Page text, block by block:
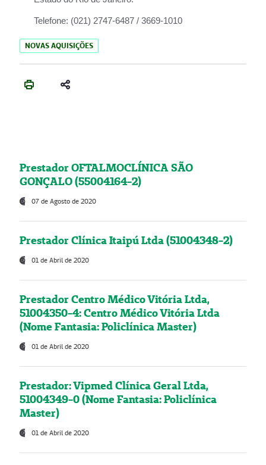
Telefone: (021) 2747-6487 / 3669-1010
NOVAS AQUISIÇÕES
Prestador OFTALMOCLÍNICA SÃO
GONÇALO (55004164-2)
07 de Agosto de 2020
Prestador Clínica Itaipú Ltda (51004348-2)
01 de Abril de 2020
Prestador Centro Médico Vitória Ltda,
51004350-4: Centro Médico Vitória Ltda
(Nome Fantasia: Policlínica Master)
01 de Abril de 2020
Prestador: Vipmed Clínica Geral Ltda,
51004349-0 (Nome Fantasia: Policlínica
Master)
01 de Abril de 2020